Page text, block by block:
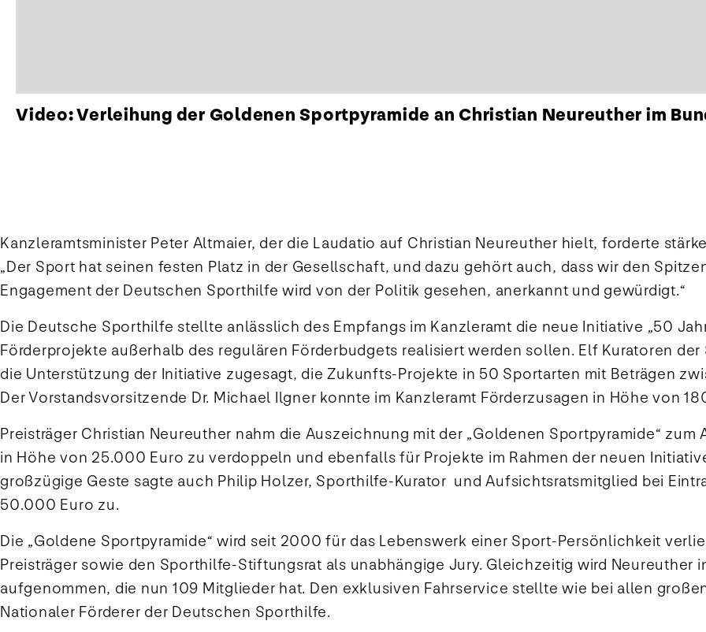
Video: Verleihung der Goldenen Sportpyramide an Christian Neureuther im
Kanzleramtsminister Peter Altmaier, der die Laudatio auf Christian Neureuther hielt, forderte
„Der Sport hat seinen festen Platz in der Gesellschaft, und dazu gehört auch, dass wir den
Engagement der Deutschen Sporthilfe wird von der Politik gesehen, anerkannt und gewürdigt.“
Die Deutsche Sporthilfe stellte anlässlich des Empfangs im Kanzleramt die neue Initiative „50
Förderprojekte außerhalb des regulären Förderbudgets realisiert werden sollen. Elf Kuratoren
die Unterstützung der Initiative zugesagt, die Zukunfts-Projekte in 50 Sportarten mit Beträgen
Der Vorstandsvorsitzende Dr. Michael Ilgner konnte im Kanzleramt Förderzusagen in Höhe von
Preisträger Christian Neureuther nahm die Auszeichnung mit der „Goldenen Sportpyramide“
in Höhe von 25.000 Euro zu verdoppeln und ebenfalls für Projekte im Rahmen der neuen
großzügige Geste sagte auch Philip Holzer, Sporthilfe-Kurator und Aufsichtsratsmitglied bei
50.000 Euro zu.
Die „Goldene Sportpyramide“ wird seit 2000 für das Lebenswerk einer Sport-Persönlichkeit
Preisträger sowie den Sporthilfe-Stiftungsrat als unabhängige Jury. Gleichzeitig wird Neureuther
aufgenommen, die nun 109 Mitglieder hat. Den exklusiven Fahrservice stellte wie bei allen
Nationaler Förderer der Deutschen Sporthilfe.